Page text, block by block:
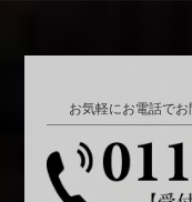
お気軽にお電話でお